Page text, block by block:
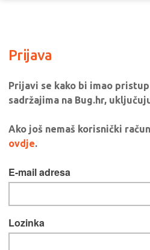
Prijava
Prijavi se kako bi imao
sadržajima na Bug.hr,
Ako još nemaš korisnički
ovdje.
E-mail adresa
Lozinka